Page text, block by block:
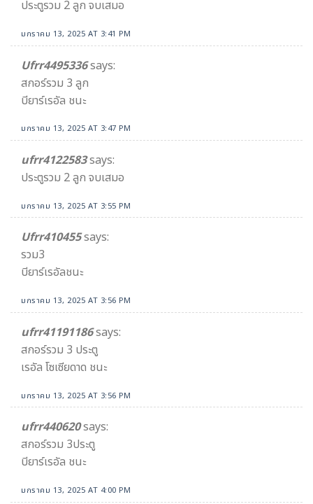
ประตูรวม 2 ลูก จบเสมอ
มกราคม 13, 2025 AT 3:41 PM
Ufrr4495336says:
สกอร์รวม 3 ลูก
บียาร์เรอัล ชนะ
มกราคม 13, 2025 AT 3:47 PM
ufrr4122583says:
ประตูรวม 2 ลูก จบเสมอ
มกราคม 13, 2025 AT 3:55 PM
Ufrr410455says:
รวม3
บียาร์เรอัลชนะ
มกราคม 13, 2025 AT 3:56 PM
ufrr41191186says:
สกอร์รวม 3 ประตู
เรอัล โซเซียดาด ชนะ
มกราคม 13, 2025 AT 3:56 PM
ufrr440620says:
สกอร์รวม 3ประตู
บียาร์เรอัล ชนะ
มกราคม 13, 2025 AT 4:00 PM